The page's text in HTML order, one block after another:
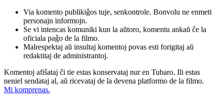
Via komento publikiĝos tuje, senkontrole. Bonvolu ne enmeti
personajn informojn.
Se vi intencas komuniki kun la aŭtoro, komentu ankaŭ ĉe la
oficiala paĝo de la filmo.
Malrespektaj aŭ insultaj komentoj povas esti forigitaj aŭ
redaktitaj de administrantoj.
Komentoj afiŝataj ĉi tie estas konservataj nur en Tubaro. Ili estas
neniel sendataj al, aŭ ricevataj de la devena platformo de la filmo.
Mi komprenas.